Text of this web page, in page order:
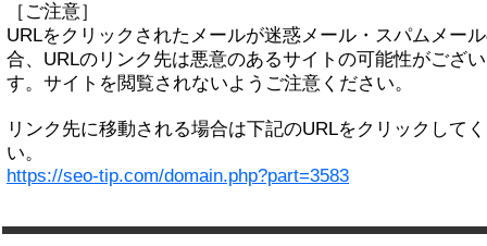
［ご注意］
URLをクリックされたメールが迷惑メール・スパムメー
合、URLのリンク先は悪意のあるサイトの可能性がござ
す。サイトを閲覧されないようご注意ください。
リンク先に移動される場合は下記のURLをクリックして
い。
https://seo-tip.com/domain.php?part=3583